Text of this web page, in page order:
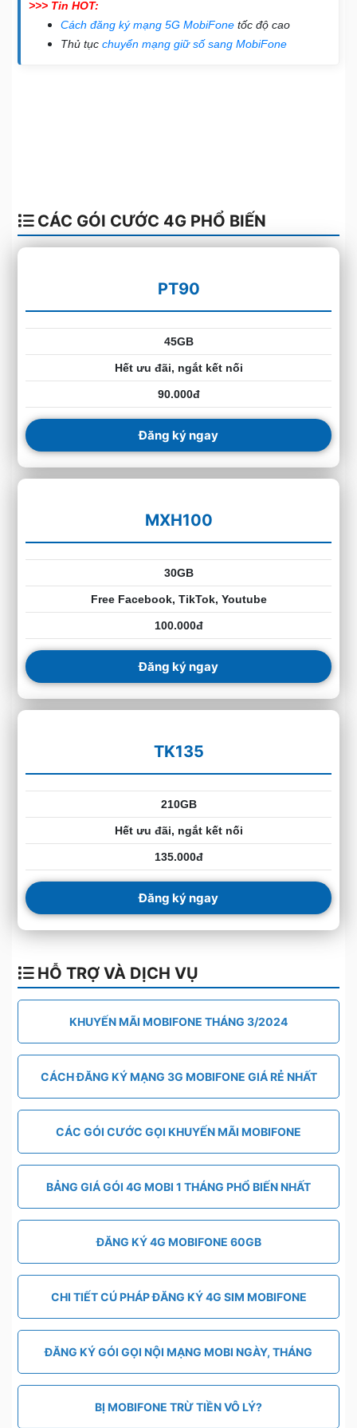
>>> Tin HOT:
Cách đăng ký mạng 5G MobiFone tốc độ cao
Thủ tục chuyển mạng giữ số sang MobiFone
CÁC GÓI CƯỚC 4G PHỔ BIẾN
PT90
45GB
Hết ưu đãi, ngắt kết nối
90.000đ
Đăng ký ngay
MXH100
30GB
Free Facebook, TikTok, Youtube
100.000đ
Đăng ký ngay
TK135
210GB
Hết ưu đãi, ngắt kết nối
135.000đ
Đăng ký ngay
HỖ TRỢ VÀ DỊCH VỤ
KHUYẾN MÃI MOBIFONE THÁNG 3/2024
CÁCH ĐĂNG KÝ MẠNG 3G MOBIFONE GIÁ RẺ NHẤT
CÁC GÓI CƯỚC GỌI KHUYẾN MÃI MOBIFONE
BẢNG GIÁ GÓI 4G MOBI 1 THÁNG PHỔ BIẾN NHẤT
ĐĂNG KÝ 4G MOBIFONE 60GB
CHI TIẾT CÚ PHÁP ĐĂNG KÝ 4G SIM MOBIFONE
ĐĂNG KÝ GÓI GỌI NỘI MẠNG MOBI NGÀY, THÁNG
BỊ MOBIFONE TRỪ TIỀN VÔ LÝ?